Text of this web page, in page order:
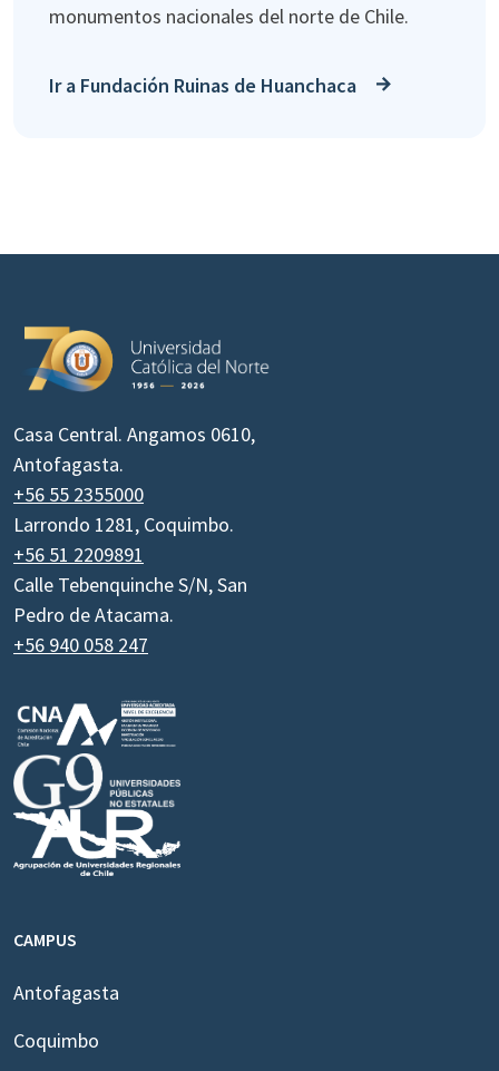
monumentos nacionales del norte de Chile.
Ir a Fundación Ruinas de Huanchaca
Casa Central. Angamos 0610,
Antofagasta.
+56 55 2355000
Larrondo 1281, Coquimbo.
+56 51 2209891
Calle Tebenquinche S/N, San
Pedro de Atacama.
+56 940 058 247
CAMPUS
Antofagasta
Coquimbo